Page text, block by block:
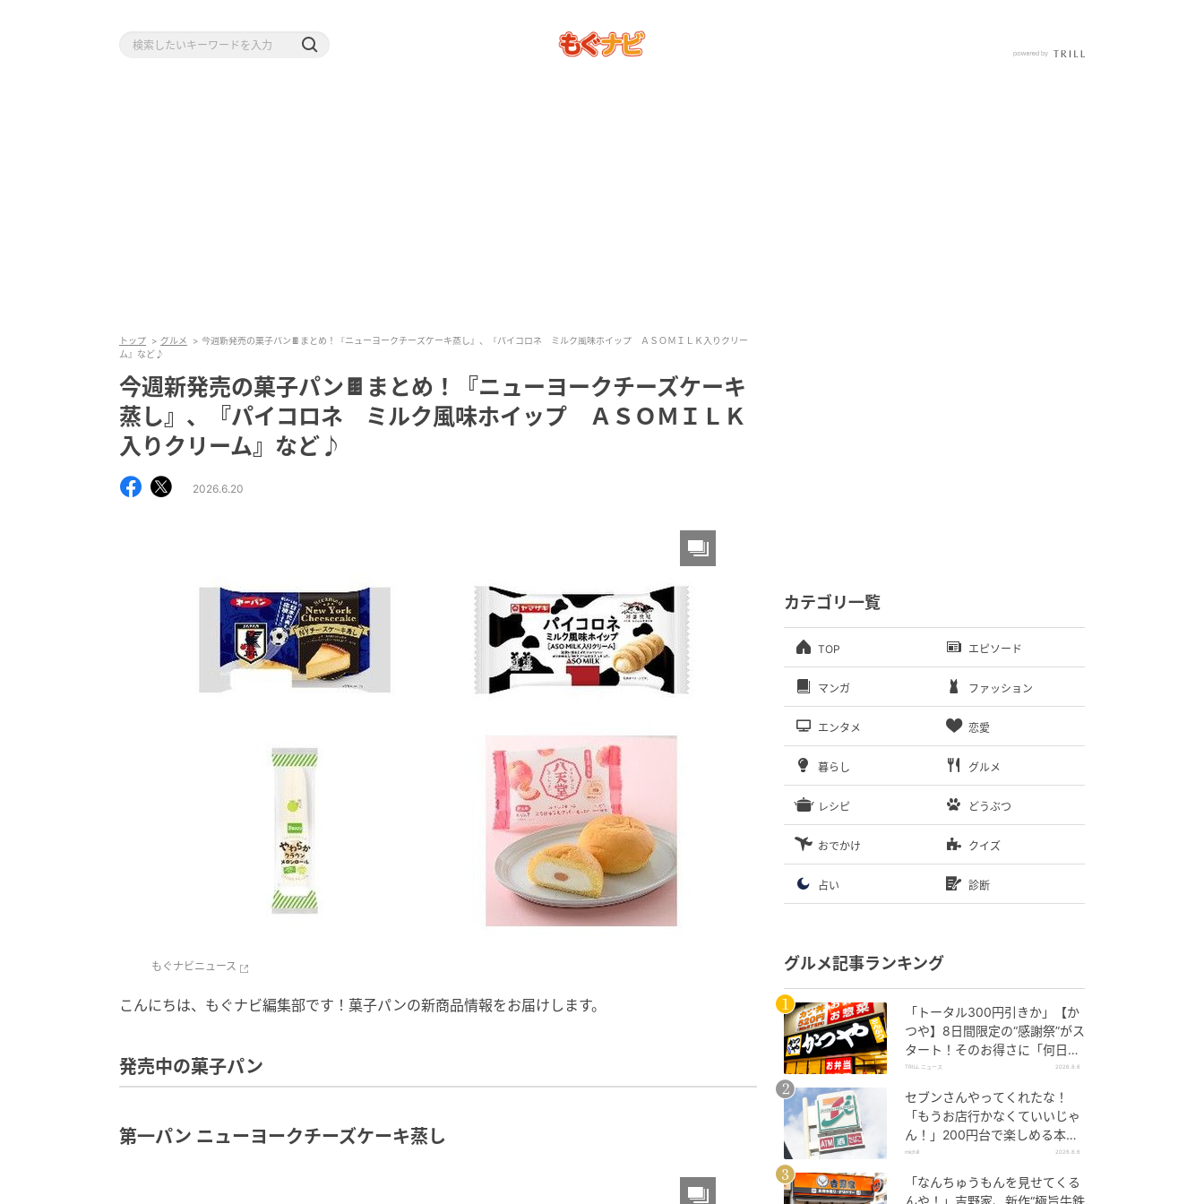
トップ グルメ
今週新発売の菓子パン🍫まとめ！『ニューヨークチーズケーキ蒸し』、『パイコロネ ミルク風味ホイップ ＡＳＯＭＩＬＫ入りクリー
ム』など♪
今週新発売の菓子パン🍫まとめ！『ニューヨークチーズケーキ
蒸し』、『パイコロネ ミルク風味ホイップ ＡＳＯＭＩＬＫ
入りクリーム』など♪
2026.6.20
もぐナビニュース
こんにちは、もぐナビ編集部です！菓子パンの新商品情報をお届けします。
発売中の菓子パン
第一パン ニューヨークチーズケーキ蒸し
カテゴリ一覧
TOP エピソード
マンガ ファッション
エンタメ 恋愛
暮らし グルメ
レシピ どうぶつ
おでかけ クイズ
占い 診断
グルメ記事ランキング
「トータル300円引きか」【か
つや】8日間限定の“感謝祭”がス
タート！そのお得さに「何日連
続で通えるかなぁ」「激ア
TRILL ニュース 2026.8.6
セブンさんやってくれたな！
「もうお店行かなくていいじゃ
ん！」200円台で楽しめる本格
グルメ
michill 2026.8.6
「なんちゅうもんを見せてくる
んや！」吉野家、新作“極旨牛鉄